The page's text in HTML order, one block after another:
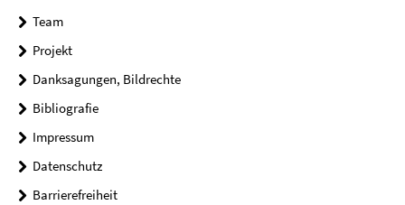
Team
Projekt
Danksagungen, Bildrechte
Bibliografie
Impressum
Datenschutz
Barrierefreiheit